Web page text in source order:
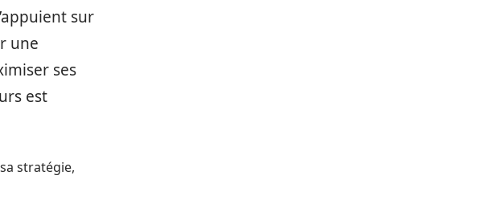
sur
une
ses
est
stratégie,